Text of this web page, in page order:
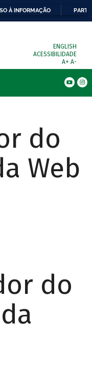
À INFORMAÇÃO
ENGLISH
ACESSIBILIDADE
A+ A-
do
Web
do